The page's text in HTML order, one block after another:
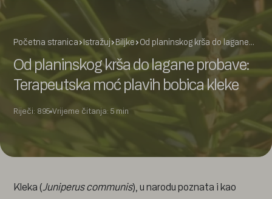
Početna stranica Istražuj Biljke Od planinskog krša do lagane…
Od planinskog krša do lagane probave:
Terapeutska moć plavih bobica kleke
Riječi: 895 Vrijeme čitanja: 5 min
Kleka (Juniperus communis), u narodu poznata i kao